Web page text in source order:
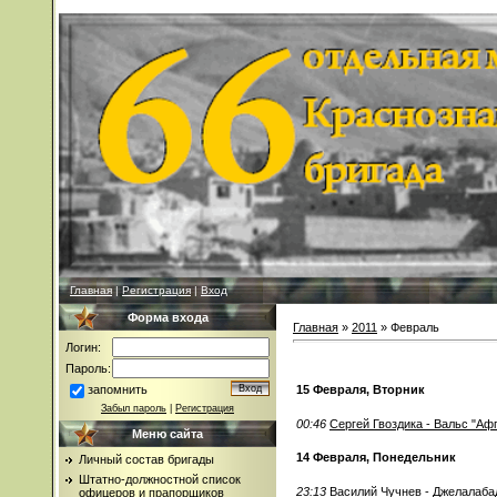
Главная|Регистрация|Вход
Форма входа
Логин:
Пароль:
запомнить
Забыл пароль Регистрация
Меню сайта
Личный состав бригады
Штатно-должностной список
офицеров и прапорщиков
Главная » 2011 » Февраль
15 Февраля, Вторник
00:46 Сергей Гвоздика - Вальс
14 Февраля, Понедельник
23:13 Василий Чучнев -